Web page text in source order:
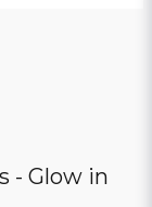
- Glow in